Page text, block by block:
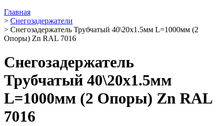
Главная
> Снегозадержатели
> Снегозадержатель Трубчатый 40\20х1.5мм L=1000мм (2
Опоры) Zn RAL 7016
Снегозадержатель
Трубчатый 40\20х1.5мм
L=1000мм (2 Опоры) Zn RAL
7016